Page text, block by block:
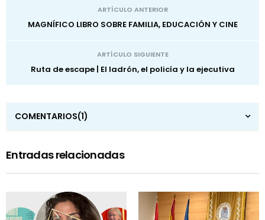
ARTÍCULO ANTERIOR
MAGNÍFICO LIBRO SOBRE FAMILIA, EDUCACIÓN Y CINE
ARTÍCULO SIGUIENTE
Ruta de escape | El ladrón, el policía y la ejecutiva
COMENTARIOS(1)
Entradas relacionadas